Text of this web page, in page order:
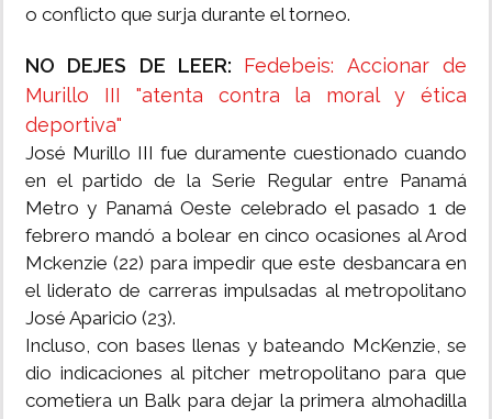
o conflicto que surja durante el torneo.
NO DEJES DE LEER: Fedebeis: Accionar de
Murillo III "atenta contra la moral y ética
deportiva"
José Murillo III fue duramente cuestionado cuando
en el partido de la Serie Regular entre Panamá
Metro y Panamá Oeste celebrado el pasado 1 de
febrero mandó a bolear en cinco ocasiones al Arod
Mckenzie (22) para impedir que este desbancara en
el liderato de carreras impulsadas al metropolitano
José Aparicio (23).
Incluso, con bases llenas y bateando McKenzie, se
dio indicaciones al pitcher metropolitano para que
cometiera un Balk para dejar la primera almohadilla